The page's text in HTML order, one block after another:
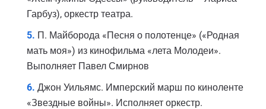
Гарбуз), оркестр театра.
П. Майборода «Песня о полотенце» («Родная
мать моя») из кинофильма «лета Молодеи».
Выполняет Павел Смирнов
Джон Уильямс. Имперский марш по киноленте
«Звездные войны». Исполняет оркестр.